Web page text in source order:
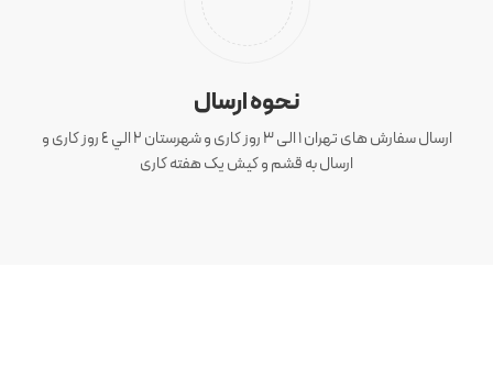
نحوه ارسال
ارسال سفارش های تهران 1 الی 3 روز کاری و شهرستان ٢ الي ٤ روز کاری و
ارسال به قشم و کیش یک هفته کاری